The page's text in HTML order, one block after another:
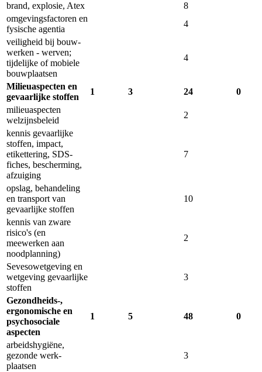
brand, explosie, Atex
8
omgevingsfactoren en
fysische agentia
4
veiligheid bij bouw­
werken - werven;
tijdelijke of mobiele
bouw­plaatsen
4
Milieuaspecten en
gevaarlijke stoffen
1 3 24
0
milieuaspecten
welzijnsbeleid
2
kennis gevaarlijke
stoffen, impact,
etikettering, SDS-
fiches, bescherming,
afzuiging
7
opslag, behandeling
en transport van
gevaarlijke stoffen
10
kennis van zware
risico's (en
meewerken aan
nood­planning)
2
Seveso­wetgeving en
wetgeving gevaarlijke
stoffen
3
Gezondheids-,
ergonomische en
psychosociale
aspecten
1 5 48 0
arbeidshygiëne,
gezonde werk­
plaatsen
3